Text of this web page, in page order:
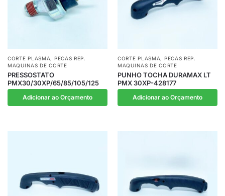
CORTE PLASMA, PECAS REP.
MAQUINAS DE CORTE
PRESSOSTATO
PMX30/30XP/65/85/105/125
Adicionar ao Orçamento
CORTE PLASMA, PECAS REP.
MAQUINAS DE CORTE
PUNHO TOCHA DURAMAX LT
PMX 30XP-428177
Adicionar ao Orçamento